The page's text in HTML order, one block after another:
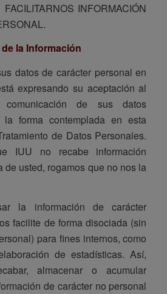
INFORMACIÓN
la Información
datos de carácter personal en
expresando su aceptación al
comunicación de sus datos
la forma contemplada en esta
de Datos Personales.
IUU no recabe información
de usted, rogamos que no nos la
la información de carácter
facilite de forma disociada (sin
para fines internos, como
de estadísticas. Así,
almacenar o acumular
de carácter no personal